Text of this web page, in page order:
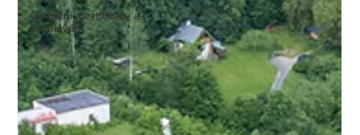
Ocenění, certifikace a
vzdělávání